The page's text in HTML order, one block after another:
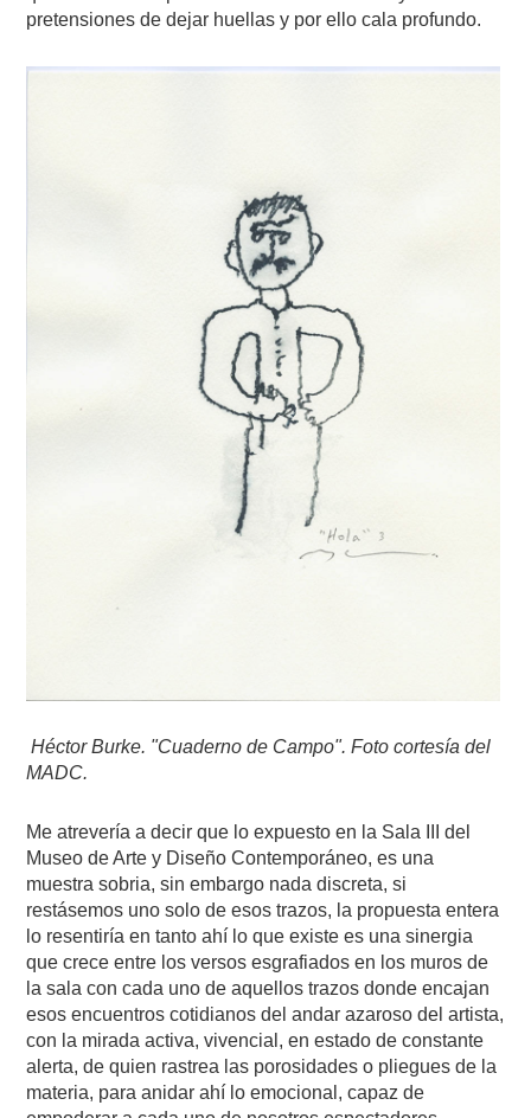
pretensiones de dejar huellas y por ello cala profundo.
Héctor Burke. "Cuaderno de Campo". Foto cortesía del
MADC.
Me atrevería a decir que lo expuesto en la Sala III del
Museo de Arte y Diseño Contemporáneo, es una
muestra sobria, sin embargo nada discreta, si
restásemos uno solo de esos trazos, la propuesta entera
lo resentiría en tanto ahí lo que existe es una sinergia
que crece entre los versos esgrafiados en los muros de
la sala con cada uno de aquellos trazos donde encajan
esos encuentros cotidianos del andar azaroso del artista,
con la mirada activa, vivencial, en estado de constante
alerta, de quien rastrea las porosidades o pliegues de la
materia, para anidar ahí lo emocional, capaz de